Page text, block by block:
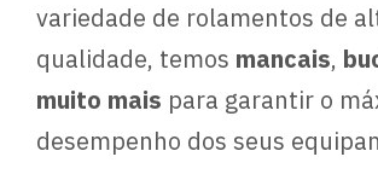
variedade de rolamentos de
qualidade, temos mancais,
muito mais para garantir o
desempenho dos seus